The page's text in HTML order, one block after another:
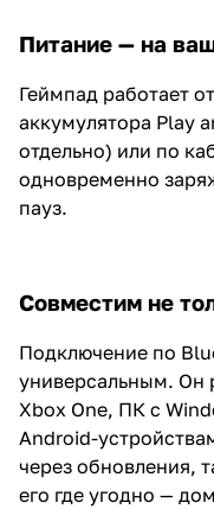
Питание — на
Геймпад работает
аккумулятора Play
отдельно) или по
одновременно
пауз.
Совместим не
Подключение по
универсальным. Он
Xbox One, ПК с
Android-
через обновления,
его где угодно —